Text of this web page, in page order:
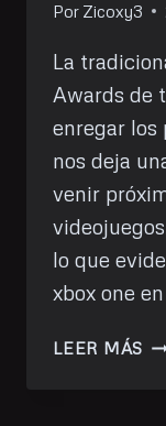
Por Zicoxy3
La
Awards de
enregar los
nos deja
venir
lo que
xbox one
LEER MÁS